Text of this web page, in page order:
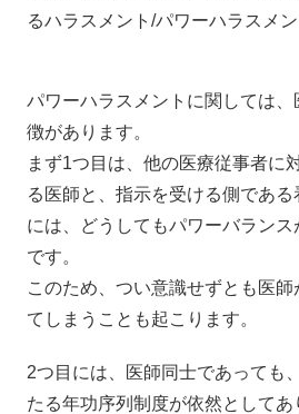
るハラスメント/パワーハラスメ
パワーハラスメントに関しては
徴があります。
まず1つ目は、他の医療従事者に
る医師と、指示を受ける側であ
には、どうしてもパワーバランス
です。
このため、つい意識せずとも医
てしまうことも起こります。
2つ目には、医師同士であっても
たる年功序列制度が依然としてあ